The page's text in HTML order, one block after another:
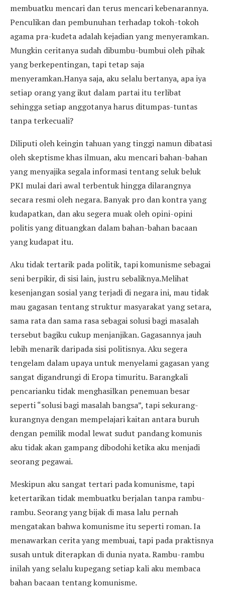
membuatku mencari dan terus mencari kebenarannya.
Penculikan dan pembunuhan terhadap tokoh-tokoh
agama pra-kudeta adalah kejadian yang menyeramkan.
Mungkin ceritanya sudah dibumbu-bumbui oleh pihak
yang berkepentingan, tapi tetap saja
menyeramkan.Hanya saja, aku selalu bertanya, apa iya
setiap orang yang ikut dalam partai itu terlibat
sehingga setiap anggotanya harus ditumpas-tuntas
tanpa terkecuali?
Diliputi oleh keingin tahuan yang tinggi namun dibatasi
oleh skeptisme khas ilmuan, aku mencari bahan-bahan
yang menyajika segala informasi tentang seluk beluk
PKI mulai dari awal terbentuk hingga dilarangnya
secara resmi oleh negara. Banyak pro dan kontra yang
kudapatkan, dan aku segera muak oleh opini-opini
politis yang dituangkan dalam bahan-bahan bacaan
yang kudapat itu.
Aku tidak tertarik pada politik, tapi komunisme sebagai
seni berpikir, di sisi lain, justru sebaliknya.Melihat
kesenjangan sosial yang terjadi di negara ini, mau tidak
mau gagasan tentang struktur masyarakat yang setara,
sama rata dan sama rasa sebagai solusi bagi masalah
tersebut bagiku cukup menjanjikan. Gagasannya jauh
lebih menarik daripada sisi politisnya. Aku segera
tengelam dalam upaya untuk menyelami gagasan yang
sangat digandrungi di Eropa timuritu. Barangkali
pencarianku tidak menghasilkan penemuan besar
seperti “solusi bagi masalah bangsa”, tapi sekurang-
kurangnya dengan mempelajari kaitan antara buruh
dengan pemilik modal lewat sudut pandang komunis
aku tidak akan gampang dibodohi ketika aku menjadi
seorang pegawai.
Meskipun aku sangat tertari pada komunisme, tapi
ketertarikan tidak membuatku berjalan tanpa rambu-
rambu. Seorang yang bijak di masa lalu pernah
mengatakan bahwa komunisme itu seperti roman. Ia
menawarkan cerita yang membuai, tapi pada praktisnya
susah untuk diterapkan di dunia nyata. Rambu-rambu
inilah yang selalu kupegang setiap kali aku membaca
bahan bacaan tentang komunisme.